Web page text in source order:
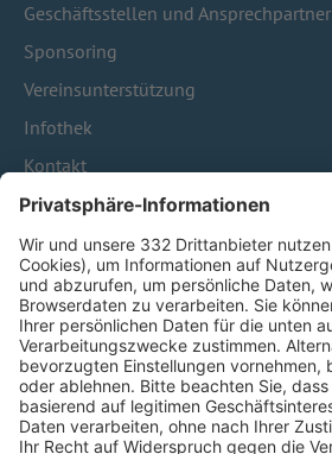
Geschäftsstellen und Ansprechpartner
Sponsoring
Vereinsunterstützung
Infothek
Kontakt
HÄUFIG BESUCHTE SEITEN
Pässe und Vereinswechsel
Trainerausbildung
Schulungsangebot Vereinsmitarbeiter
BFV-Geschäftsstellen
Trainerbörse